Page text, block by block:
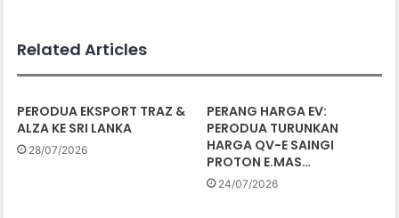
Related Articles
PERODUA EKSPORT TRAZ &
ALZA KE SRI LANKA
28/07/2026
PERANG HARGA EV:
PERODUA TURUNKAN
HARGA QV-E SAINGI
PROTON E.MAS…
24/07/2026